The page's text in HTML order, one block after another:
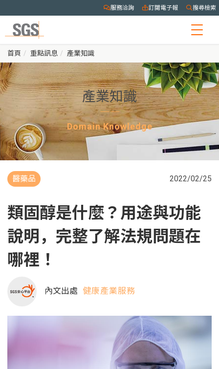
服務洽詢 訂閱電子報 搜尋檢索
首頁 重點訊息 產業知識
產業知識
Domain Knowledge
醫藥品 2022/02/25
類固醇是什麼？用途與功能
說明，完整了解法規問題在
哪裡！
內文出處 健康產業服務